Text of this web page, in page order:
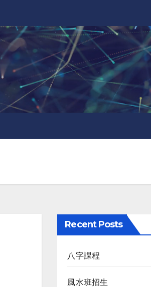
Recent Posts
八字課程
風水班招生